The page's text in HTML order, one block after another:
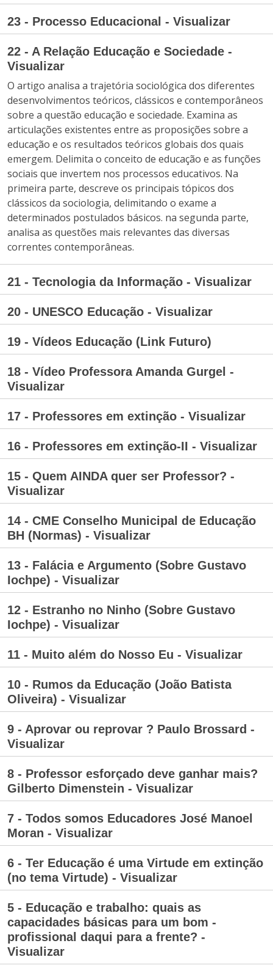
23 - Processo Educacional - Visualizar
22 - A Relação Educação e Sociedade -
Visualizar
O artigo analisa a trajetória sociológica dos diferentes
desenvolvimentos teóricos, clássicos e contemporâneos
sobre a questão educação e sociedade. Examina as
articulações existentes entre as proposições sobre a
educação e os resultados teóricos globais dos quais
emergem. Delimita o conceito de educação e as funções
sociais que invertem nos processos educativos. Na
primeira parte, descreve os principais tópicos dos
clássicos da sociologia, delimitando o exame a
determinados postulados básicos. na segunda parte,
analisa as questões mais relevantes das diversas
correntes contemporâneas.
21 - Tecnologia da Informação - Visualizar
20 - UNESCO Educação - Visualizar
19 - Vídeos Educação (Link Futuro)
18 - Vídeo Professora Amanda Gurgel -
Visualizar
17 - Professores em extinção - Visualizar
16 - Professores em extinção-II - Visualizar
15 - Quem AINDA quer ser Professor? -
Visualizar
14 - CME Conselho Municipal de Educação
BH (Normas) - Visualizar
13 - Falácia e Argumento (Sobre Gustavo
Iochpe) - Visualizar
12 - Estranho no Ninho (Sobre Gustavo
Iochpe) - Visualizar
11 - Muito além do Nosso Eu - Visualizar
10 - Rumos da Educação (João Batista
Oliveira) - Visualizar
9 - Aprovar ou reprovar ? Paulo Brossard -
Visualizar
8 - Professor esforçado deve ganhar mais?
Gilberto Dimenstein - Visualizar
7 - Todos somos Educadores José Manoel
Moran - Visualizar
6 - Ter Educação é uma Virtude em extinção
(no tema Virtude) - Visualizar
5 - Educação e trabalho: quais as
capacidades básicas para um bom -
profissional daqui para a frente? -
Visualizar